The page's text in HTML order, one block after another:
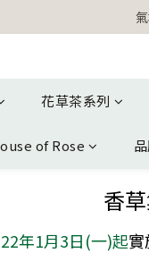
【官網獨家】首次
【官網獨家】首次
花草茶系列
of Rose
香
年1月3日(一)起實